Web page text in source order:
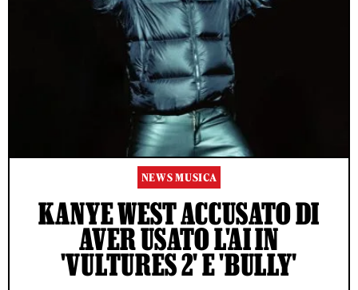
NEWS MUSICA
KANYE WEST ACCUSATO DI
AVER USATO L'AI IN
'VULTURES 2' E 'BULLY'